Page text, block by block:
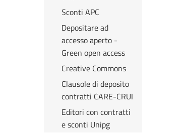
Sconti APC
Depositare ad
accesso aperto -
Green open access
Creative Commons
Clausole di deposito
contratti CARE-CRUI
Editori con contratti
e sconti Unipg